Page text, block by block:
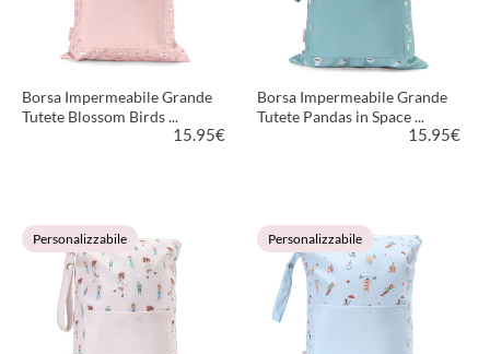
Borsa Impermeabile Grande
Tutete Blossom Birds ...
15.95€
VEDI PRODOTTO
Borsa Impermeabile Grande
Tutete Pandas in Space ...
15.95€
VEDI PRODOTTO
Personalizzabile Personalizzabile